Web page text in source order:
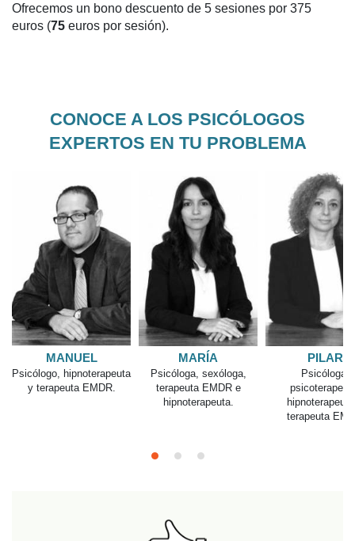
Ofrecemos un bono descuento de 5 sesiones por 375
euros (75 euros por sesión).
CONOCE A LOS PSICÓLOGOS
EXPERTOS EN TU PROBLEMA
MARÍA
sexóloga,
EMDR e
Psicóloga,
psicoterapeuta,
hipnoterapeuta y
AINARA
Psicóloga Especialista en
Psicología Clínica